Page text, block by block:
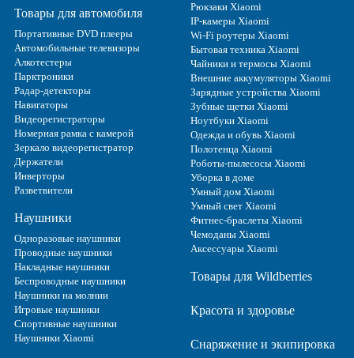
Товары для автомобиля
Портативные DVD плееры
Автомобильные телевизоры
Алкотестеры
Парктроники
Радар-детекторы
Навигаторы
Видеорегистраторы
Номерная рамка с камерой
Зеркало видеорегистратор
Держатели
Инверторы
Разветвители
Наушники
Одноразовые наушники
Проводные наушники
Накладные наушники
Беспроводные наушники
Наушники на молнии
Игровые наушники
Спортивные наушники
Наушники Xiaomi
Рюкзаки Xiaomi
IP-камеры Xiaomi
Wi-Fi роутеры Xiaomi
Бытовая техника Xiaomi
Чайники и термосы Xiaomi
Внешние аккумуляторы Xiaomi
Зарядные устройства Xiaomi
Зубные щетки Xiaomi
Ноутбуки Xiaomi
Одежда и обувь Xiaomi
Полотенца Xiaomi
Роботы-пылесосы Xiaomi
Уборка в доме
Умный дом Xiaomi
Умный свет Xiaomi
Фитнес-браслеты Xiaomi
Чемоданы Xiaomi
Аксессуары Xiaomi
Товары для Wildberries
Красота и здоровье
Снаряжение и экипировка